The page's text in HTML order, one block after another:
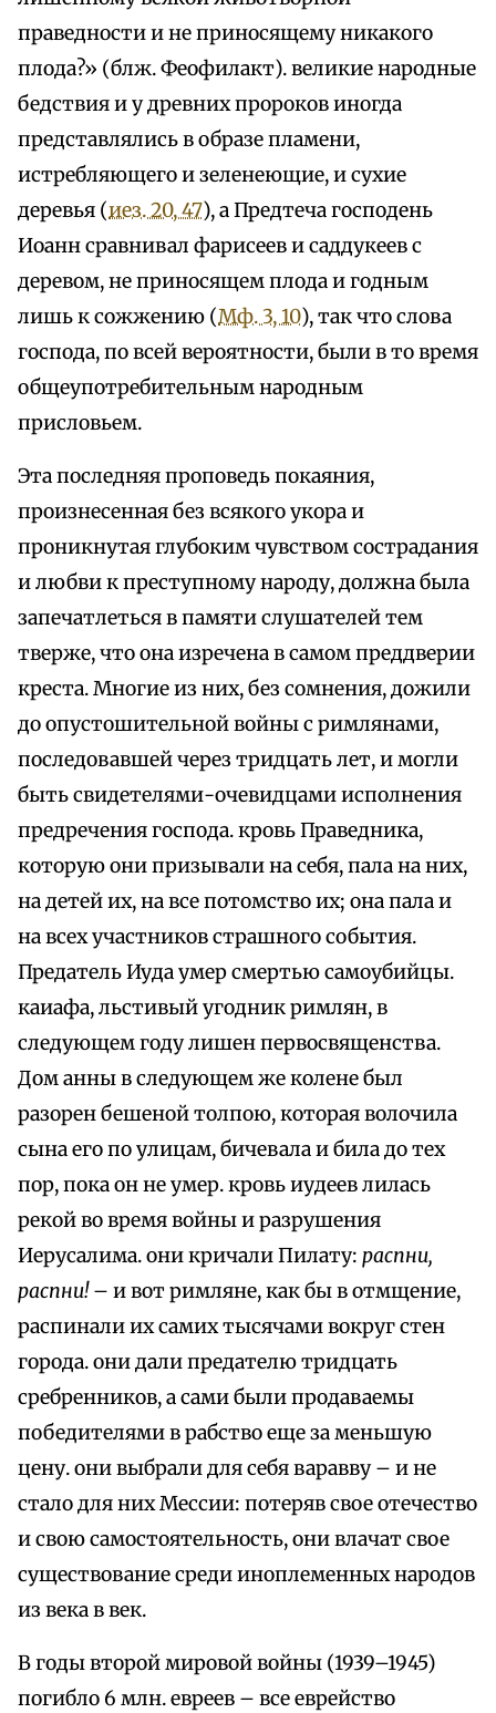
праведности и не приносящему никакого
плода?» (блж. Феофилакт). великие народные
бедствия и у древних пророков иногда
представлялись в образе пламени,
истребляющего и зеленеющие, и сухие
деревья (иез. 20, 47), а Предтеча господень
Иоанн сравнивал фарисеев и саддукеев с
деревом, не приносящем плода и годным
лишь к сожжению (Мф. 3, 10), так что слова
господа, по всей вероятности, были в то время
общеупотребительным народным
присловьем.
Эта последняя проповедь покаяния,
произнесенная без всякого укора и
проникнутая глубоким чувством сострадания
и любви к преступному народу, должна была
запечатлеться в памяти слушателей тем
тверже, что она изречена в самом преддверии
креста. Многие из них, без сомнения, дожили
до опустошительной войны с римлянами,
последовавшей через тридцать лет, и могли
быть свидетелями-очевидцами исполнения
предречения господа. кровь Праведника,
которую они призывали на себя, пала на них,
на детей их, на все потомство их; она пала и
на всех участников страшного события.
Предатель Иуда умер смертью самоубийцы.
каиафа, льстивый угодник римлян, в
следующем году лишен первосвященства.
Дом анны в следующем же колене был
разорен бешеной толпою, которая волочила
сына его по улицам, бичевала и била до тех
пор, пока он не умер. кровь иудеев лилась
рекой во время войны и разрушения
Иерусалима. они кричали Пилату: распни,
распни!– и вот римляне, как бы в отмщение,
распинали их самих тысячами вокруг стен
города. они дали предателю тридцать
сребренников, а сами были продаваемы
победителями в рабство еще за меньшую
цену. они выбрали для себя варавву – и не
стало для них Мессии: потеряв свое отечество
и свою самостоятельность, они влачат свое
существование среди иноплеменных народов
из века в век.
В годы второй мировой войны (1939–1945)
погибло 6 млн. евреев – все еврейство